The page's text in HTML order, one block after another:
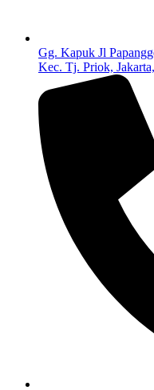
Gg. Kapuk Jl
Kec. Tj. Priok,